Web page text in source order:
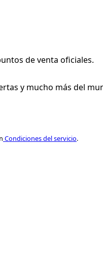
de venta oficiales.
y mucho más del
Condiciones del servicio.